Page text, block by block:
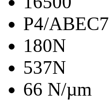
P4/ABEC7
180N
537N
66 N/µm